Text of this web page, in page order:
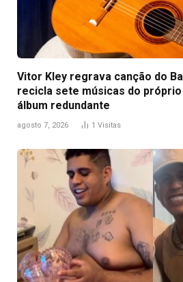
Vitor Kley regrava canção do
recicla sete músicas do
álbum redundante
agosto 7, 2026 1 Visitas